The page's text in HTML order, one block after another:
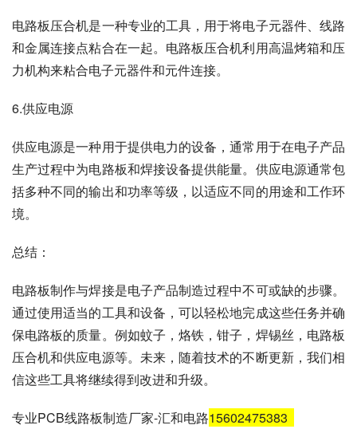
电路板压合机是一种专业的工具，用于将电子元器件、线路
和金属连接点粘合在一起。电路板压合机利用高温烤箱和压
力机构来粘合电子元器件和元件连接。
6.供应电源
供应电源是一种用于提供电力的设备，通常用于在电子产品
生产过程中为电路板和焊接设备提供能量。供应电源通常包
括多种不同的输出和功率等级，以适应不同的用途和工作环
境。
总结：
电路板制作与焊接是电子产品制造过程中不可或缺的步骤。
通过使用适当的工具和设备，可以轻松地完成这些任务并确
保电路板的质量。例如蚊子，烙铁，钳子，焊锡丝，电路板
压合机和供应电源等。未来，随着技术的不断更新，我们相
信这些工具将继续得到改进和升级。
专业PCB线路板制造厂家-汇和电路15602475383